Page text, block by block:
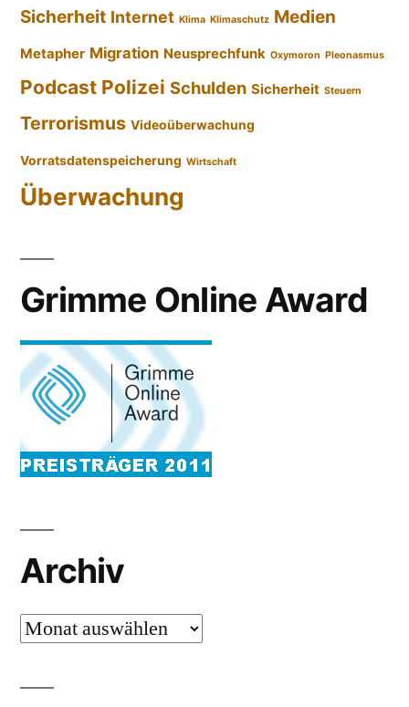
Sicherheit Internet Klima Klimaschutz Medien
Metapher Migration Neusprechfunk Oxymoron Pleonasmus
Podcast Polizei Schulden Sicherheit Steuern
Terrorismus Videoüberwachung
Vorratsdatenspeicherung Wirtschaft
Überwachung
Grimme Online Award
Archiv
Archiv